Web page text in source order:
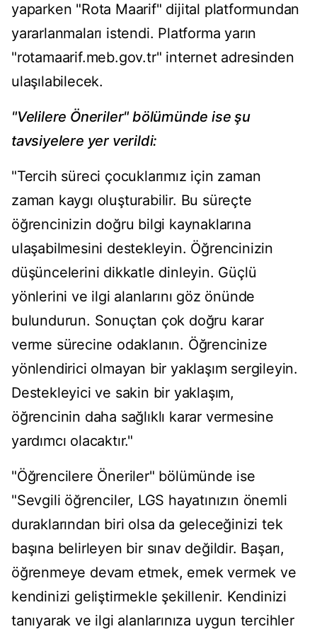
yaparken "Rota Maarif" dijital platformundan
yararlanmaları istendi. Platforma yarın
"rotamaarif.meb.gov.tr" internet adresinden
ulaşılabilecek.
"Velilere Öneriler" bölümünde ise şu
tavsiyelere yer verildi:
"Tercih süreci çocuklarımız için zaman
zaman kaygı oluşturabilir. Bu süreçte
öğrencinizin doğru bilgi kaynaklarına
ulaşabilmesini destekleyin. Öğrencinizin
düşüncelerini dikkatle dinleyin. Güçlü
yönlerini ve ilgi alanlarını göz önünde
bulundurun. Sonuçtan çok doğru karar
verme sürecine odaklanın. Öğrencinize
yönlendirici olmayan bir yaklaşım sergileyin.
Destekleyici ve sakin bir yaklaşım,
öğrencinin daha sağlıklı karar vermesine
yardımcı olacaktır."
"Öğrencilere Öneriler" bölümünde ise
"Sevgili öğrenciler, LGS hayatınızın önemli
duraklarından biri olsa da geleceğinizi tek
başına belirleyen bir sınav değildir. Başarı,
öğrenmeye devam etmek, emek vermek ve
kendinizi geliştirmekle şekillenir. Kendinizi
tanıyarak ve ilgi alanlarınıza uygun tercihler